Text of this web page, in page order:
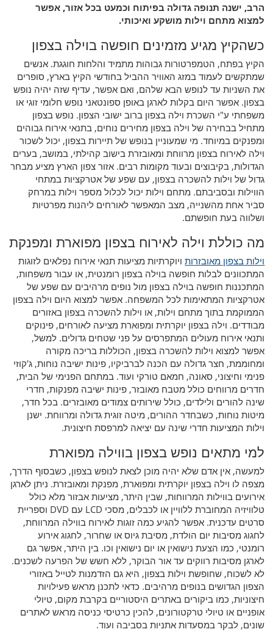
הרב, ישנה תנופה גדולה בפיתוח וכמעט בכל אזור, אפשר
למצוא מתחם וילות מושקע ואיכותי.
כשהקיץ מגיע מזמינים חופשה בוילה בצפון
הקיץ בפתח, הטמפרטורות גבוהות מתמיד והלחות חוגגת. אנשים
שמתקשים לעמוד במזג האוויר ההביל בחודשי הקיץ בארץ, סופרים
את השניות עד לנופש הבא שלהם, ואם אפשר, עדיף שזה יהיה נופש
בצפון. אפשר היום בקלות לארגן באופן ספונטאני נופש חלומי זוגי או
משפחתי ע"י השכרת וילה בצפון ברוב ישובי הצפון. נופש בצפון
מתחיל בבחירה של וילה בצפון מחירים נוחים, בתנאי אירוח גבוהים
ומפנקים במיוחד. מי שמעוניין בנופש של תיירות בצפון, יכול לשכור
וילה לאירוח בצפון מרווחת ומאובזרת בישוב קהילתי, במושב, בערים
הגדולות, בקיבוצים ובעוד מקומות רבים. אזור צפון הארץ מציע מבחר
גדול של וילות להשכרה בצפון, עם שפע של אטרקציות במתחי
הווילות ובסביבתם. מתחם וילות יכול לכלול מספר וילות במרחק
סביר אחת מהשנייה, מצב המאפשר לאורחים ליהנות מפרטיות
ושלווה בעת חופשתם.
מה כוללת וילה לאירוח בצפון מפוארת ומפנקת
וילות בצפון מאובזרותויוקרתיות מציעות תנאי אירוח נפלאים לזוגות
המתכוונים לבלות חופשה בוילה בצפון רומנטית, או עבור משפחות,
המתכננות חופשה בוילה בצפון מול נופים מרהיבים עם שפע של
אטרקציות המתאימות לכל המשפחה. אפשר למצוא היום וילה בצפון
הממוקמת בתוך מתחם וילות, או וילות להשכרה בצפון באזורים
מבודדים. וילה בצפון יוקרתית ומפוארת מציעה לאורחים, פינוקים
ותנאי אירוח מעולים המתפרסים על פני שטחים גדולים. למשל,
אפשר למצוא וילות להשכרה בצפון, הכוללות בריכה מקורה
ומחוממת, חצר גדולה עם הכנה לברביקיו, פינות ישיבה נוחות, ג'קוזי
פנימי וחיצוני, סאונה, חמאם טורקי ועוד. במתחם הפנימי של הבית,
חדרים מרווחים כולל מטבח מאובזר, פינות ישיבה מפנקות, חדרי
שינה להורים ולילדים, כולל שירותים צמודים מאובזרים. בכל חדר,
מיטות נוחות, כשבחדר ההורים, מיטה זוגית גדולה ומרווחת. ישנן
וילות המציעות חדרי שינה עם יציאה למרפסת חיצונית.
למי מתאים נופש בצפון בווילה מפוארת
למעשה, אין אדם שלא יהיה מוכן לצאת לנופש בצפון, כשבסוף הדרך,
מצפה לו וילה בצפון יוקרתית ומפוארת, מפנקת ומאובזרת. ניתן לארגן
אירועים בווילות המרווחות, שבין היתר, מציעות אבזור מלא כולל
טלוויזיה המחוברת ללוויין או לכבלים, מסכי LCD עם DVD וספריית
סרטים עדכנית. אפשר להגיע כמה זוגות לאירוח בווילה המרווחת,
לחגוג מסיבות יום הולדת, מסיבת גיוס או שחרור, לחגוג אירוע
רומנטי, כמו הצעת נישואין או יום נישואין וכו. בין היתר, אפשר גם
לארגן מסיבות רווקים עד אור הבוקר, ללא חשש של הפרעה לשכנים.
לא לשכוח, שחופשת וילות בצפון, היא גם הזדמנות לטייל באזורי
הצפון הגדושים בנופים מרהיבים. כדאי לתכנן מראש פעילויות
חיצוניות, כמו ביקורים באתרים היסטוריים בקרבת מקום, טיולי
אופניים או טיולי טרקטורונים, להכין כרטיסי כניסה מראש לאתרים
שונים, לבקר במסעדות אתניות בסביבה ועוד.